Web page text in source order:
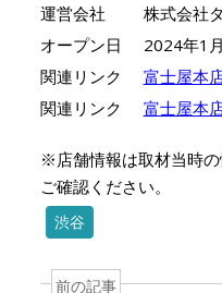
運営会社
株式会社
オープン日
2024年1
関連リンク
富士屋本
関連リンク
富士屋本
※店舗情報は取材当時
ご確認ください。
渋谷
前の記事